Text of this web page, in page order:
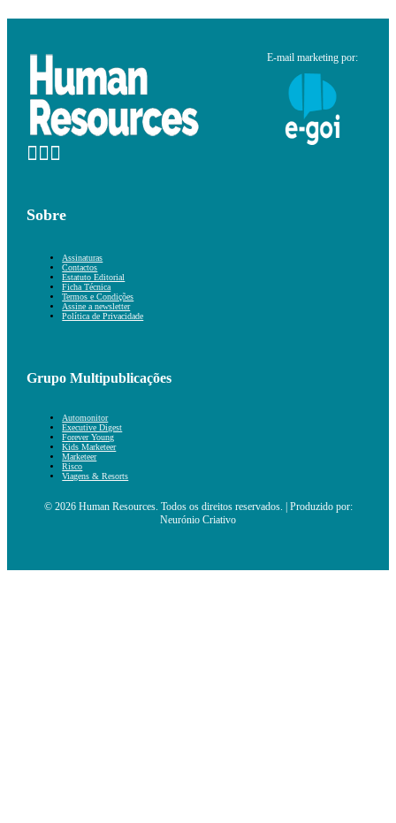
E-mail marketing por:
Sobre
Assinaturas
Contactos
Estatuto Editorial
Ficha Técnica
Termos e Condições
Assine a newsletter
Política de Privacidade
Grupo Multipublicações
Automonitor
Executive Digest
Forever Young
Kids Marketeer
Marketeer
Risco
Viagens & Resorts
© 2026 Human Resources. Todos os direitos reservados. | Produzido por:
Neurónio Criativo